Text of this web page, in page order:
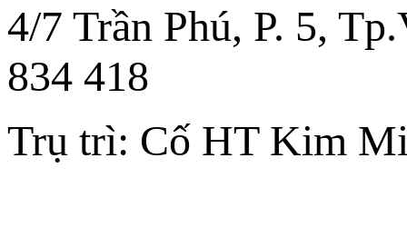
4/7 Trần Phú, P. 5,
834 418
Trụ trì: Cố HT Kim